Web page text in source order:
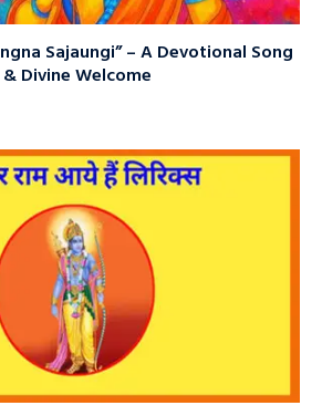
Sajaungi” – A Devotional Song
Divine Welcome